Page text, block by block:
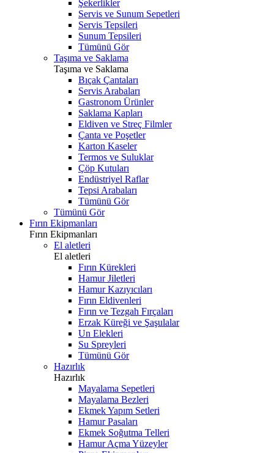
Şekerlikler
Servis ve Sunum Sepetleri
Servis Tepsileri
Sunum Tepsileri
Tümünü Gör
Taşıma ve Saklama
Taşıma ve Saklama
Bıçak Çantaları
Servis Arabaları
Gastronom Ürünler
Saklama Kapları
Eldiven ve Streç Filmler
Çanta ve Poşetler
Karton Kaseler
Termos ve Suluklar
Çöp Kutuları
Endüstriyel Raflar
Tepsi Arabaları
Tümünü Gör
Tümünü Gör
Fırın Ekipmanları
Fırın Ekipmanları
El aletleri
El aletleri
Fırın Kürekleri
Hamur Jiletleri
Hamur Kazıyıcıları
Fırın Eldivenleri
Fırın ve Tezgah Fırçaları
Erzak Küreği ve Şaşulalar
Un Elekleri
Su Spreyleri
Tümünü Gör
Hazırlık
Hazırlık
Mayalama Sepetleri
Mayalama Bezleri
Ekmek Yapım Setleri
Hamur Pasaları
Ekmek Soğutma Telleri
Hamur Açma Yüzeyler